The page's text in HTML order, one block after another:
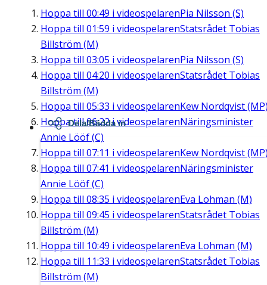
Hoppa till 00:49 i videospelarenPia Nilsson (S)
Hoppa till 01:59 i videospelarenStatsrådet Tobias
Billström (M)
Hoppa till 03:05 i videospelarenPia Nilsson (S)
Hoppa till 04:20 i videospelarenStatsrådet Tobias
Billström (M)
Hoppa till 05:33 i videospelarenKew Nordqvist
Hoppa till06:22i videospelarenNäringsminister
Annie Lööf (C)
Hoppa till 07:11 i videospelarenKew Nordqvist
Hoppa till 07:41 i videospelarenNäringsminister
Annie Lööf (C)
Hoppa till 08:35 i videospelarenEva Lohman (M)
Hoppa till 09:45 i videospelarenStatsrådet Tobias
Billström (M)
Hoppa till 10:49 i videospelarenEva Lohman (M)
Hoppa till 11:33 i videospelarenStatsrådet Tobias
Billström (M)
Dela/Bädda in